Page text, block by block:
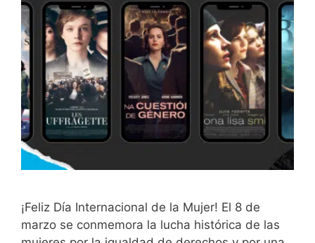
¡Feliz Día Internacional de la Mujer! El 8 de
marzo se conmemora la lucha histórica de las